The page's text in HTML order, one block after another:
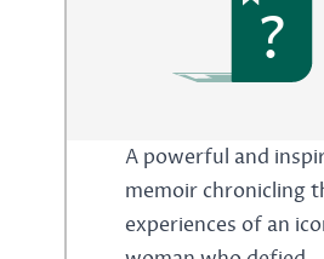
?
A powerful and
memoir chronicling
experiences of an